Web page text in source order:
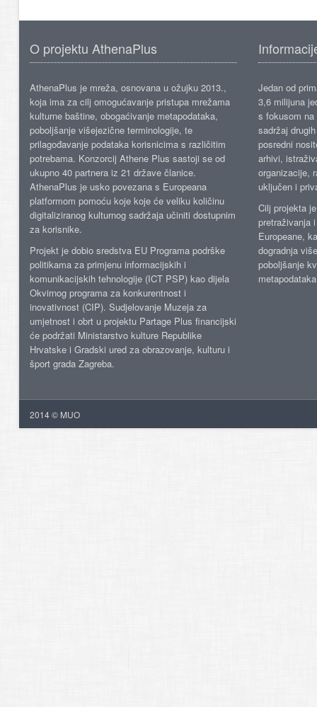
O projektu AthenaPlus
AthenaPlus je mreža, osnovana u ožujku 2013.,
koja ima za cilj omogućavanje pristupa mrežama
kulturne baštine, obogaćivanje metapodataka,
poboljšanje višejezične terminologije, te
prilagođavanje podataka korisnicima s različitim
potrebama. Konzorcij Athene Plus sastoji se od
ukupno 40 partnera iz 21 države članice.
AthenaPlus je usko povezana s Europeana
platformom pomoću koje koje će veliku količinu
digitaliziranog kulturnog sadržaja učiniti dostupnim
za korisnike.
Projekt je dobio sredstva EU Programa podrške
politikama za primjenu informacijskih i
komunikacijskih tehnologije (ICT PSP) kao dijela
Okvirnog programa za konkurentnost i
inovativnost (CIP). Sudjelovanje Muzeja za
umjetnost i obrt u projektu Partage Plus financijski
će podržati Ministarstvo kulture Republike
Hrvatske i Gradski ured za obrazovanje, kulturu i
šport grada Zagreba.
Jedan od
3,6 milijuna
s fokusom
sadržaj
posredni
arhivi,
organizacije,
uključen i
Cilj projekta
pretraživanja
Europeane,
dogradnja
poboljšanje
2014 © MUO